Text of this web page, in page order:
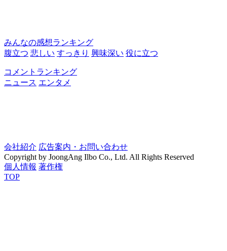
みんなの感想ランキング
腹立つ 悲しい すっきり 興味深い 役に立つ
コメントランキング
ニュース エンタメ
会社紹介 広告案内・お問い合わせ
Copyright by JoongAng Ilbo Co., Ltd. All Rights Reserved
個人情報 著作権
TOP